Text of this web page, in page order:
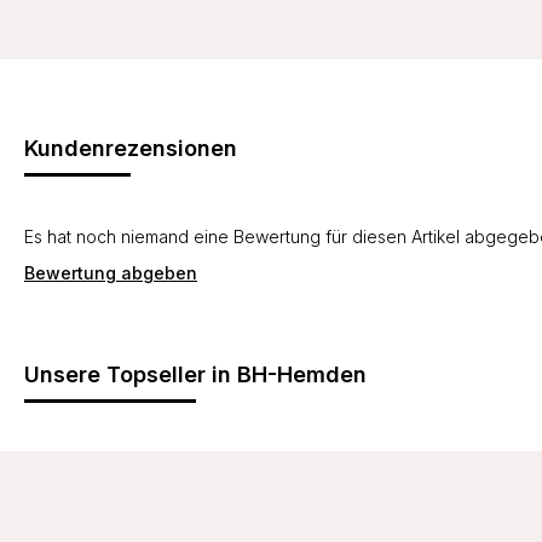
Kundenrezensionen
Es hat noch niemand eine Bewertung für diesen Artikel
Bewertung abgeben
Unsere Topseller in BH-Hemden